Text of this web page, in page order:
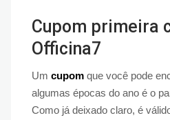
Cupom primeira
Officina7
Um cupom que você pode
algumas épocas do ano é o
Como já deixado claro, é